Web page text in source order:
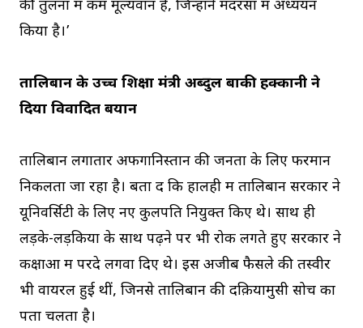
की तुलना में कम मूल्यवान है, जिन्होंने मदरसों में अध्ययन
किया है।’
तालिबान के उच्च शिक्षा मंत्री अब्दुल बाकी हक्कानी ने
दिया विवादित बयान
तालिबान लगातार अफगानिस्तान की जनता के लिए फरमान
निकलता जा रहा है। बता दें कि हालही में तालिबान सरकार ने
यूनिवर्सिटी के लिए नए कुलपति नियुक्त किए थे। साथ ही
लड़के-लड़कियों के साथ पढ़ने पर भी रोक लगते हुए सरकार ने
कक्षाओं में परदे लगवा दिए थे। इस अजीब फैसले की तस्वीरें
भी वायरल हुई थीं, जिनसे तालिबान की दक़ियामुसी सोच का
पता चलता है।